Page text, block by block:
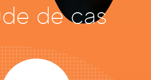
de cas